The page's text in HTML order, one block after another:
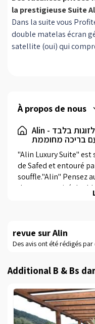
la prestigieuse Suite
Dans la suite vous
double matelas écran
satellite (oui) qui
canaux + capacité
Jacuzzi rectangulaire
four à micro-ondes,
synagogue près de
À propos de nous
Alin - סוויטת פאר פרטיות בלב הטבע לזוגות בלבד
בריכה מחוממת
"Alin Luxury Suite" est
de Safed et entouré
souffle."Alin" Pensez
donner un privé
complètement
dressent dans le
jacuzzi privé dans
sur hypnotiquement
pastorale.
En suite
revue sur Alin
Des avis ont été rédigés
Additional B & Bs